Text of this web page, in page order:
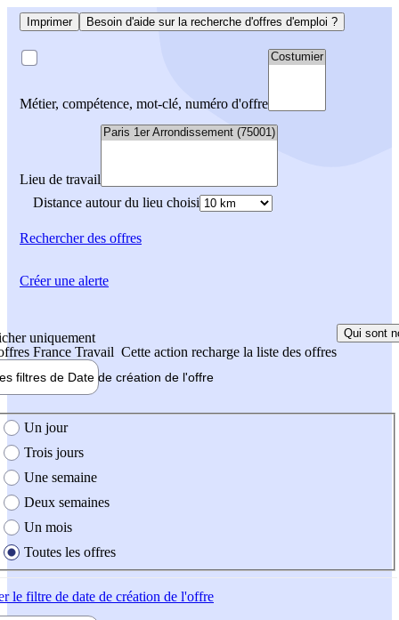
Imprimer Besoin d'aide sur la recherche d'offres d'emploi ?
Métier, compétence, mot-clé, numéro d'offre
Lieu de travail
Distance autour du lieu choisi
Rechercherdes offres
uniquement
France Travail Cette action recharge la liste des offres
Qui sont
filtres de Date de création de l'offre
création de l'offre
Un jour
Trois jours
Une semaine
Deux semaines
Un mois
Toutes les offres
le filtre de date de création de l'offre
Créer une alerte